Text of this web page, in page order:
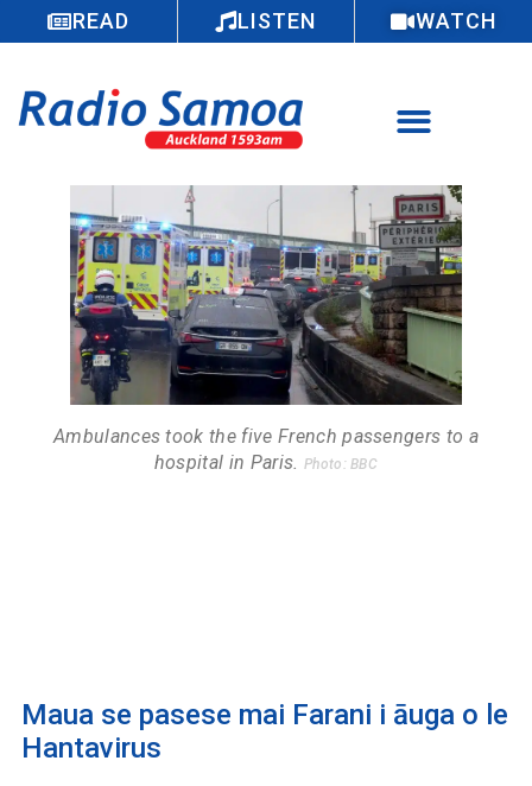
READ LISTEN WATCH
Ambulances took the five French passengers to a
hospital in Paris. Photo: BBC
Maua se pasese mai Farani i āuga o le
Hantavirus